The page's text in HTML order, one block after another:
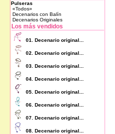
Pulseras
«Todos»
Decenarios con Balín
Decenarios Originales
Los más vendidos
01. Decenario original...
02. Decenario original...
03. Decenario original...
04. Decenario original...
05. Decenario original...
06. Decenario original...
07. Decenario original...
08. Decenario original...